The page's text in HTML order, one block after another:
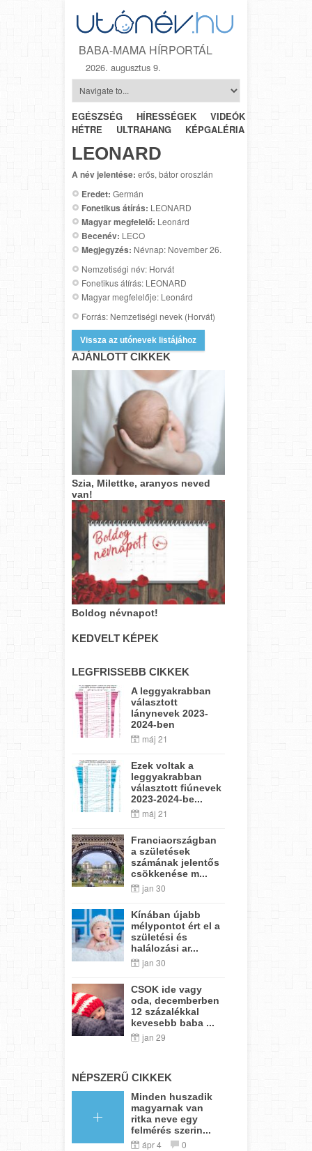
BABA-MAMA HÍRPORTÁL
2026. augusztus 9.
EGÉSZSÉG HÍRESSÉGEK VIDEÓK
HÉTRŐL-
HÉTRE
ULTRAHANG KÉPGALÉRIA
LEONARD
A név jelentése: erős, bátor oroszlán
Eredet: Germán
Fonetikus átírás: LEONARD
Magyar megfelelő: Leonárd
Becenév: LECO
Megjegyzés: Névnap: November 26.
Nemzetiségi név: Horvát
Fonetikus átírás: LEONARD
Magyar megfelelője: Leonárd
Forrás: Nemzetiségi nevek (Horvát)
Vissza az utónevek listájához
AJÁNLOTT CIKKEK
Szia, Milettke, aranyos neved
van!
Boldog névnapot!
KEDVELT KÉPEK
LEGFRISSEBB CIKKEK
A leggyakrabban
választott
lánynevek 2023-
2024-ben
máj 21
Ezek voltak a
leggyakrabban
választott fiúnevek
2023-2024-be...
máj 21
Franciaországban
a születések
számának jelentős
csökkenése m...
jan 30
Kínában újabb
mélypontot ért el a
születési és
halálozási ar...
jan 30
CSOK ide vagy
oda, decemberben
12 százalékkal
kevesebb baba ...
jan 29
NÉPSZERŰ CIKKEK
Minden huszadik
magyarnak van
ritka neve egy
felmérés szerin...
ápr 4 0